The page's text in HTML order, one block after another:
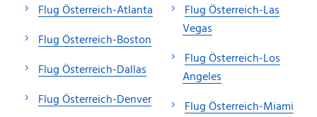
Flug Österreich-Atlanta
Flug Österreich-Boston
Flug Österreich-Dallas
Flug Österreich-Denver
Flug Österreich-Las
Vegas
Flug Österreich-Los
Angeles
Flug Österreich-Miami